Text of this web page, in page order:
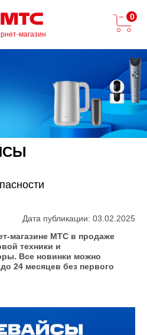
магазин
0
Дата публикации: 03.02.2025
магазине МТС в продаже
техники и
Все новинки можно
24 месяцев без первого